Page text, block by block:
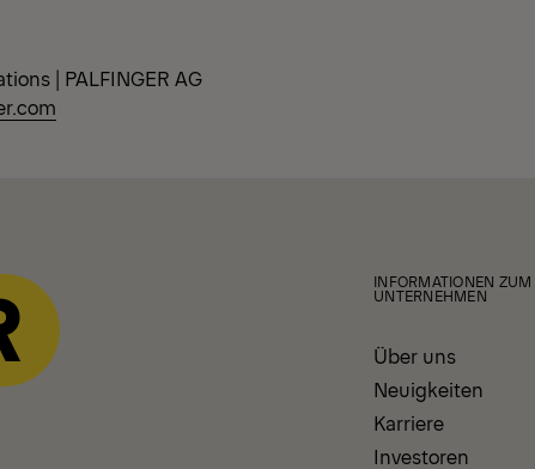
| PALFINGER AG
INFORMATIONEN ZUM
UNTERNEHMEN
Über uns
Neuigkeiten
Karriere
Investoren